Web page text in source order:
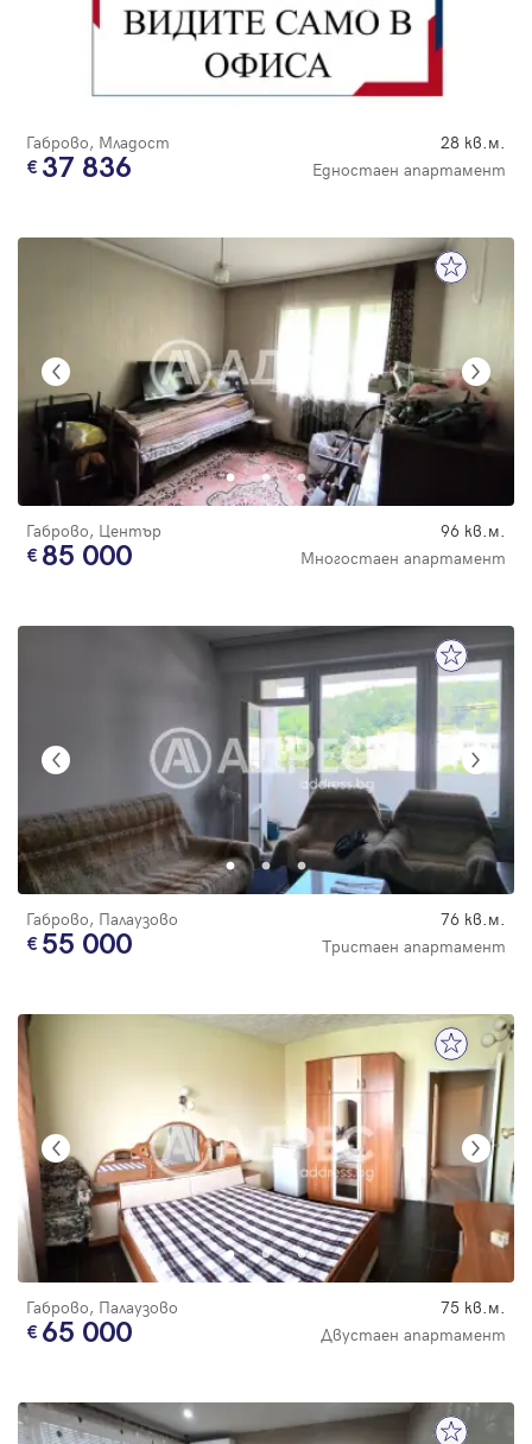
Габрово, Младост 28 кв.м.
37 836 Едностаен апартамент
Габрово, Център 96 кв.м.
85 000 Многостаен апартамент
Габрово, Палаузово 76 кв.м.
55 000 Тристаен апартамент
Габрово, Палаузово 75 кв.м.
65 000 Двустаен апартамент